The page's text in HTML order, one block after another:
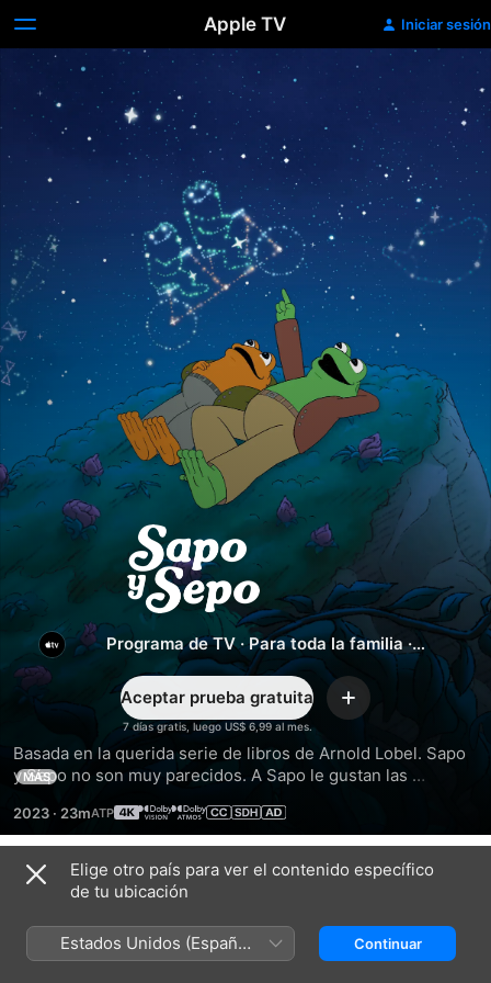
Apple TV Iniciar sesión
Sapo
y
Sepo
Programa de TV ·Para toda la familia ·
Animación
7 días gratis, luego US$ 6,99 al mes.
Aceptar prueba gratuita Agregar
Basada en la querida serie de libros de Arnold Lobel. Sapo
y Sepo no son muy parecidos. A Sapo le gustan las
pesar de sus diferencias, siempre se apoyan, como lo
hacen los mejores amigos.
MÁS
2023 · 23m
Temporada 2
Elige otro país para ver el contenido específico
de tu ubicación
Estados Unidos (Español
México)
Continuar